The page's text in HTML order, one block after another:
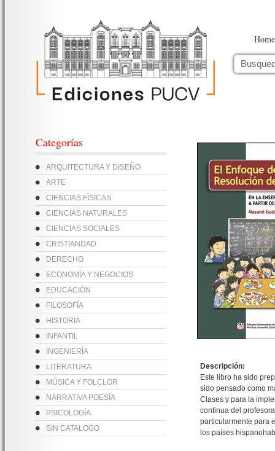
Home
Categorías
ARQUITECTURA Y DISEÑO
ARTE
CIENCIAS FÌSICAS
CIENCIAS NATURALES
CIENCIAS SOCIALES
CRISTIANDAD
DERECHO
ECONOMÍA Y NEGOCIOS
EDUCACIÓN
FILOSOFÍA
HISTORIA
INFANTIL
INGENIERÍA
LITERATURA
MÚSICA Y FOLCLOR
NARRATIVA POESÍA
PSICOLOGÍA
SIN CATALOGO
Descripción:
Este libro ha sido
sido pensado como
Clases y para la
continua del
particularmente para
los países